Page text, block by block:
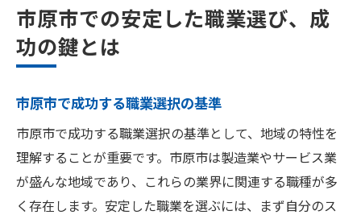
市原市での安定した職業選び、成
功の鍵とは
市原市で成功する職業選択の基準
市原市で成功する職業選択の基準として、地域の特性を
理解することが重要です。市原市は製造業やサービス業
が盛んな地域であり、これらの業界に関連する職種が多
く存在します。安定した職業を選ぶには、まず自分のス